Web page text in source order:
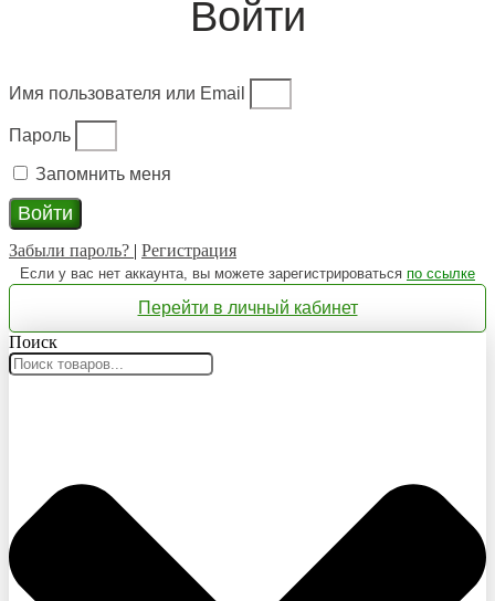
Войти
Имя пользователя или Email
Пароль
Запомнить меня
Войти
Забыли пароль? | Регистрация
Если у вас нет аккаунта, вы можете зарегистрироваться по ссылке
Перейти в личный кабинет
Поиск